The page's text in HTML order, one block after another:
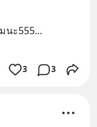
นะ555...
3 3